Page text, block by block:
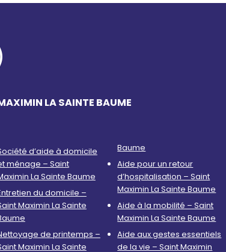
LA SAINTE BAUME
d’aide à domicile
ménage – Saint
La Sainte Baume
du domicile –
Maximin La Sainte
de printemps –
Maximin La Sainte
Baume
Aide pour un retour
d’hospitalisation – Saint
Maximin La Sainte Baume
Aide à la mobilité – Saint
Maximin La Sainte Baume
Aide aux gestes essentiels
de la vie – Saint Maximin